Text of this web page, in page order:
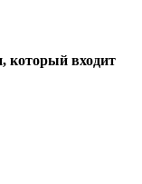
который входит